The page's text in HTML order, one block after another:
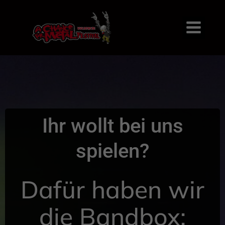
Ihr wollt bei uns
spielen?
Dafür haben wir
die Bandbox: